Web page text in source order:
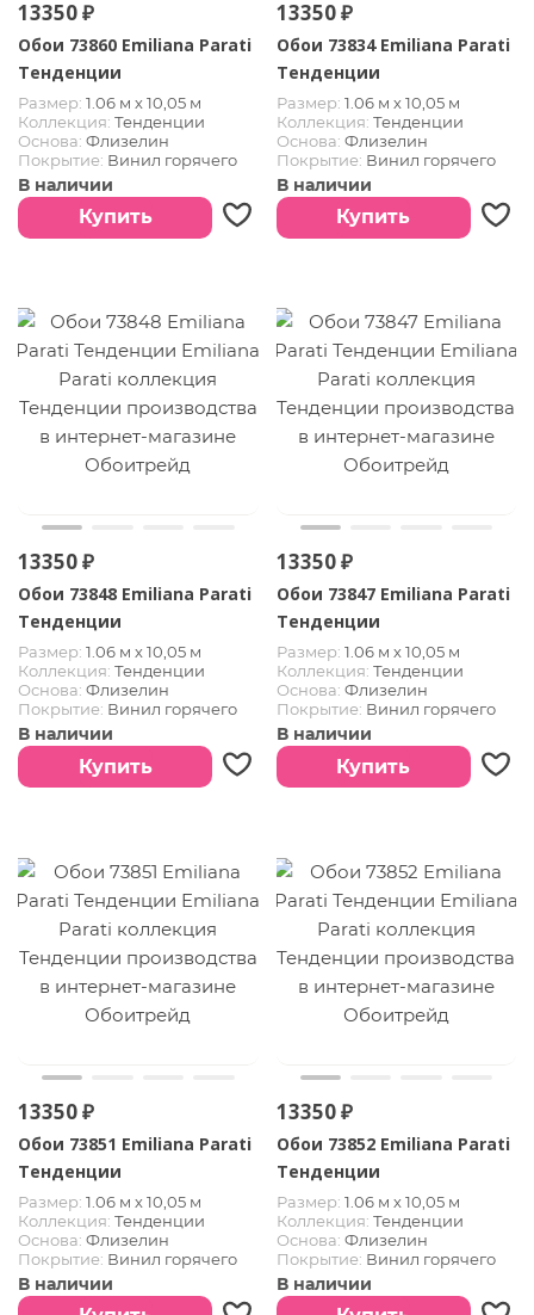
13350 ₽
Обои 73860 Emiliana Parati
Тенденции
Размер: 1.06 м х 10,05 м
Коллекция: Тенденции
Основа: Флизелин
Покрытие: Винил горячего
тиснения
В наличии
Купить
13350 ₽
Обои 73834 Emiliana Parati
Тенденции
Размер: 1.06 м х 10,05 м
Коллекция: Тенденции
Основа: Флизелин
Покрытие: Винил горячего
тиснения
В наличии
Купить
13350 ₽
Обои 73848 Emiliana Parati
Тенденции
Размер: 1.06 м х 10,05 м
Коллекция: Тенденции
Основа: Флизелин
Покрытие: Винил горячего
тиснения
В наличии
Купить
13350 ₽
Обои 73847 Emiliana Parati
Тенденции
Размер: 1.06 м х 10,05 м
Коллекция: Тенденции
Основа: Флизелин
Покрытие: Винил горячего
тиснения
В наличии
Купить
13350 ₽
Обои 73851 Emiliana Parati
Тенденции
Размер: 1.06 м х 10,05 м
Коллекция: Тенденции
Основа: Флизелин
Покрытие: Винил горячего
тиснения
В наличии
13350 ₽
Обои 73852 Emiliana Parati
Тенденции
Размер: 1.06 м х 10,05 м
Коллекция: Тенденции
Основа: Флизелин
Покрытие: Винил горячего
тиснения
В наличии